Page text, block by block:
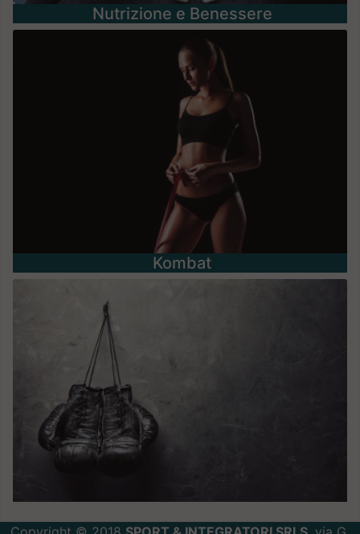
Nutrizione e Benessere
Kombat